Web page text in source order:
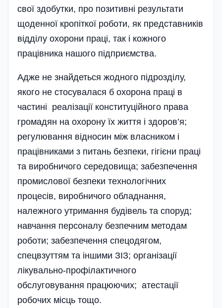
свої здобутки, про позитивні результати
щоденної кропіткої роботи, як представників
відділу охорони праці, так і кожного
працівника нашого підприємства.
Адже не знайдеться жодного підрозділу,
якого не стосувалася б охорона праці в
частині реалізації конституційного права
громадян на охорону їх життя і здоров’я;
регулювання відносин між власником і
працівниками з питань безпеки, гігієни праці
та виробничого се­редо­вища; забезпечення
промислової безпеки технологічних
процесів, виробничого обладнання,
належного утримання будівель та споруд;
навчання пер­соналу безпечним методам
роботи; забезпечення спецодягом,
спецвзуттям та іншими ЗІЗ; організації
лікувально-профілактичного
обслуговування працюючих; атестації
робочих місць тощо.